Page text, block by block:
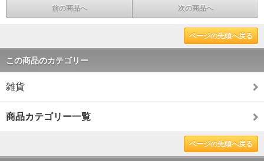
前の商品へ 次の商品へ
ページの先頭へ戻る
この商品のカテゴリー
雑貨
商品カテゴリー一覧
ページの先頭へ戻る